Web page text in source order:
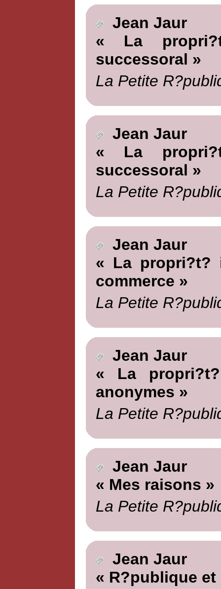
Jean Jaur
« La
successoral »
La Petite
Jean Jaur
« La
successoral »
La Petite
Jean Jaur
« La propri?t?
commerce »
La Petite
Jean Jaur
« La
anonymes »
La Petite
Jean Jaur
« Mes raisons »
La Petite
Jean Jaur
« R?publique